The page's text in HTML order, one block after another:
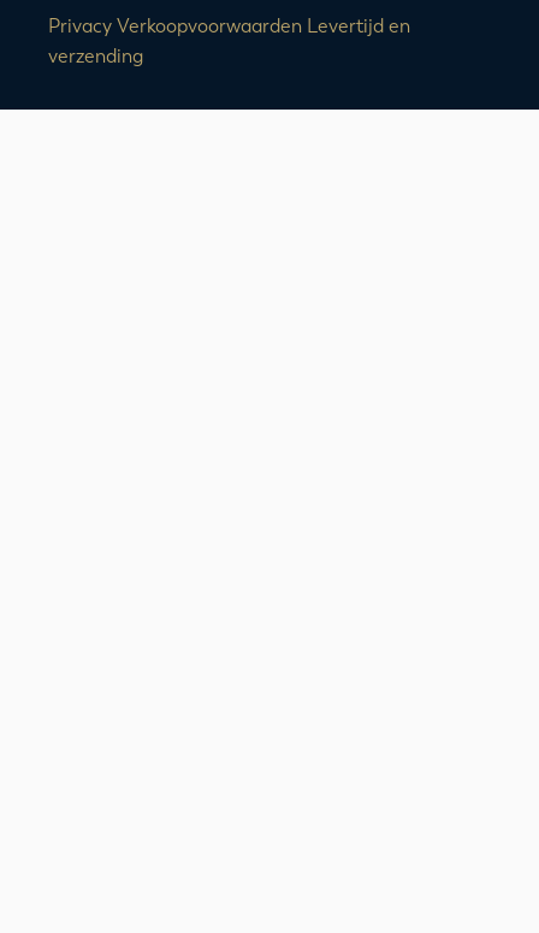
Privacy Verkoopvoorwaarden Levertijd en
verzending